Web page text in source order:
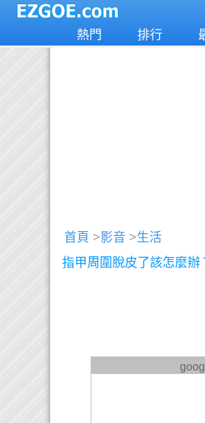
熱門 排行
首頁 >影音 >生活
指甲周圍脫皮了該怎麼辦